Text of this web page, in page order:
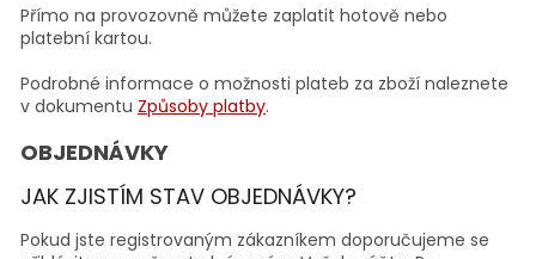
Přímo na provozovně můžete zaplatit hotově nebo
platební kartou.
Podrobné informace o možnosti plateb za zboží naleznete
v dokumentu Způsoby platby.
OBJEDNÁVKY
JAK ZJISTÍM STAV OBJEDNÁVKY?
Pokud jste registrovaným zákazníkem doporučujeme se